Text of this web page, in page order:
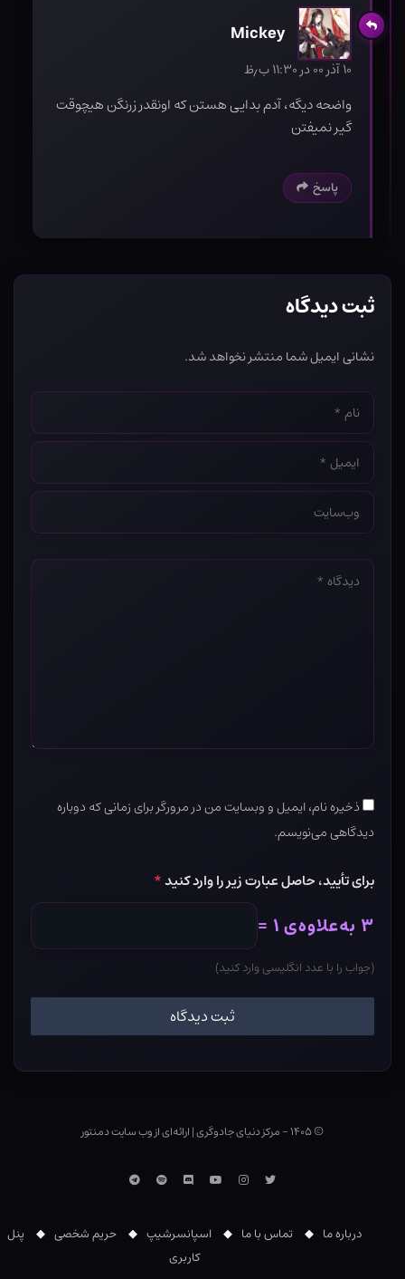
Mickey
۱۰ آذر ۰۰ در ۱۱:۳۰ ب٫ظ
واضحه دیگه، آدم بدایی هستن که اونقدر زرنگن هیچوقت
گیر نمیفتن
پاسخ
ثبت دیدگاه
نشانی ایمیل شما منتشر نخواهد شد.
نام
*
ایمیل
*
وب‌سایت
*
دیدگاه
ذخیره نام، ایمیل و وبسایت من در مرورگر برای زمانی که دوباره
دیدگاهی می‌نویسم.
برای تأیید، حاصل عبارت زیر را وارد کنید*
۳ به‌علاوه‌ی ۱ =
(جواب را با عدد انگلیسی وارد کنید)
© ۱۴۰۵ - مرکز دنیای جادوگری |ارائه‌ای از وب ‌سایت دمنتور
توییتراینستاگرام
یوتوبDiscordاسپاتیفایتلگرام
درباره ما تماس با ما اسپانسرشیپ حریم شخصی
پنل
کاربری